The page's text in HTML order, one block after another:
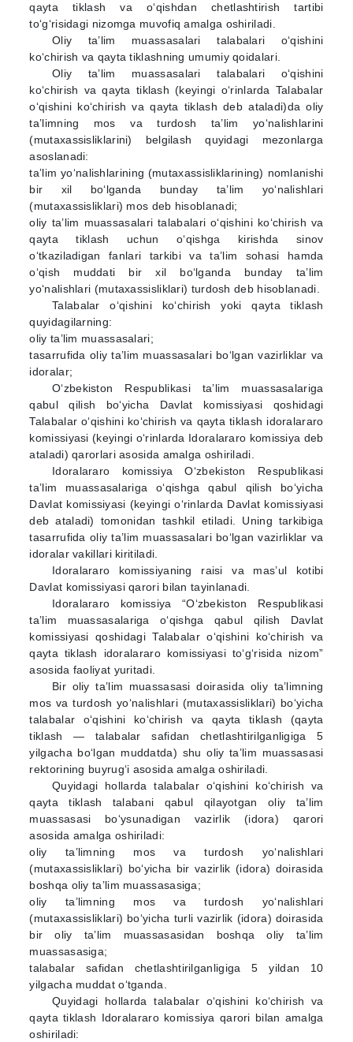
qayta tiklash va o‘qishdan chetlashtirish tartibi
to‘g‘risidagi nizomga muvofiq amalga oshiriladi.
Oliy ta’lim muassasalari talabalari o‘qishini
ko‘chirish va qayta tiklashning umumiy qoidalari.
Oliy ta’lim muassasalari talabalari o‘qishini
ko‘chirish va qayta tiklash (keyingi o‘rinlarda Talabalar
o‘qishini ko‘chirish va qayta tiklash deb ataladi)da oliy
ta’limning mos va turdosh ta’lim yo‘nalishlarini
(mutaxassisliklarini) belgilash quyidagi mezonlarga
asoslanadi:
ta’lim yo‘nalishlarining (mutaxassisliklarining) nomlanishi
bir xil bo‘lganda bunday ta’lim yo‘nalishlari
(mutaxassisliklari) mos deb hisoblanadi;
oliy ta’lim muassasalari talabalari o‘qishini ko‘chirish va
qayta tiklash uchun o‘qishga kirishda sinov
o‘tkaziladigan fanlari tarkibi va ta’lim sohasi hamda
o‘qish muddati bir xil bo‘lganda bunday ta’lim
yo‘nalishlari (mutaxassisliklari) turdosh deb hisoblanadi.
Talabalar o‘qishini ko‘chirish yoki qayta tiklash
quyidagilarning:
oliy ta’lim muassasalari;
tasarrufida oliy ta’lim muassasalari bo‘lgan vazirliklar va
idoralar;
O‘zbekiston Respublikasi ta’lim muassasalariga
qabul qilish bo‘yicha Davlat komissiyasi qoshidagi
Talabalar o‘qishini ko‘chirish va qayta tiklash idoralararo
komissiyasi (keyingi o‘rinlarda Idoralararo komissiya deb
ataladi) qarorlari asosida amalga oshiriladi.
Idoralararo komissiya O‘zbekiston Respublikasi
ta’lim muassasalariga o‘qishga qabul qilish bo‘yicha
Davlat komissiyasi (keyingi o‘rinlarda Davlat komissiyasi
deb ataladi) tomonidan tashkil etiladi. Uning tarkibiga
tasarrufida oliy ta’lim muassasalari bo‘lgan vazirliklar va
idoralar vakillari kiritiladi.
Idoralararo komissiyaning raisi va mas’ul kotibi
Davlat komissiyasi qarori bilan tayinlanadi.
Idoralararo komissiya “O‘zbekiston Respublikasi
ta’lim muassasalariga o‘qishga qabul qilish Davlat
komissiyasi qoshidagi Talabalar o‘qishini ko‘chirish va
qayta tiklash idoralararo komissiyasi to‘g‘risida nizom”
asosida faoliyat yuritadi.
Bir oliy ta’lim muassasasi doirasida oliy ta’limning
mos va turdosh yo‘nalishlari (mutaxassisliklari) bo‘yicha
talabalar o‘qishini ko‘chirish va qayta tiklash (qayta
tiklash — talabalar safidan chetlashtirilganligiga 5
yilgacha bo‘lgan muddatda) shu oliy ta’lim muassasasi
rektorining buyrug‘i asosida amalga oshiriladi.
Quyidagi hollarda talabalar o‘qishini ko‘chirish va
qayta tiklash talabani qabul qilayotgan oliy ta’lim
muassasasi bo‘ysunadigan vazirlik (idora) qarori
asosida amalga oshiriladi:
oliy ta’limning mos va turdosh yo‘nalishlari
(mutaxassisliklari) bo‘yicha bir vazirlik (idora) doirasida
boshqa oliy ta’lim muassasasiga;
oliy ta’limning mos va turdosh yo‘nalishlari
(mutaxassisliklari) bo‘yicha turli vazirlik (idora) doirasida
bir oliy ta’lim muassasasidan boshqa oliy ta’lim
muassasasiga;
talabalar safidan chetlashtirilganligiga 5 yildan 10
yilgacha muddat o‘tganda.
Quyidagi hollarda talabalar o‘qishini ko‘chirish va
qayta tiklash Idoralararo komissiya qarori bilan amalga
oshiriladi: